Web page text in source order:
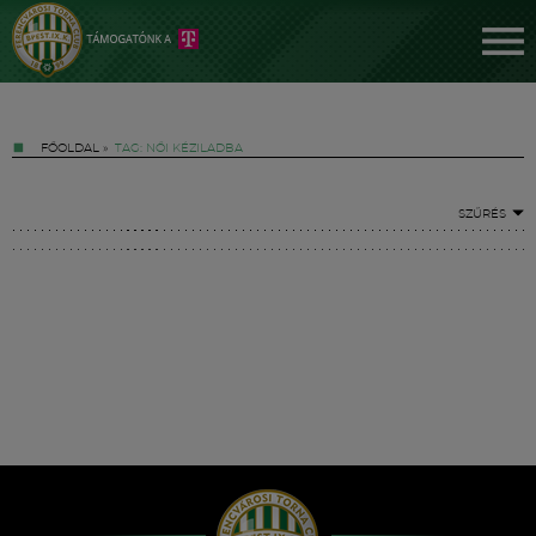
FŐOLDAL » TAG: NŐI KÉZILADBA
SZŰRÉS
Hírek